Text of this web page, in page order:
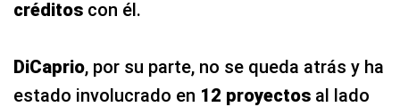
créditos con él.
DiCaprio, por su parte, no se queda atrás y ha
estado involucrado en 12 proyectos al lado